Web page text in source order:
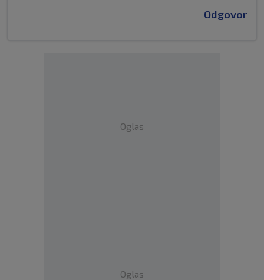
Odgovor
Oglas
Oglas